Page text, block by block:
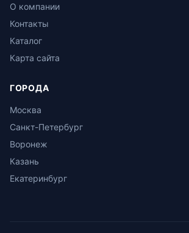
О компании
Контакты
Каталог
Карта сайта
ГОРОДА
Москва
Санкт-Петербург
Воронеж
Казань
Екатеринбург